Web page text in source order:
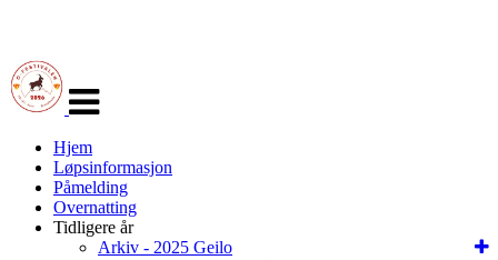
navigasjon
Hjem
Løpsinformasjon
Påmelding
Overnatting
Tidligere år
Arkiv - 2025 Geilo